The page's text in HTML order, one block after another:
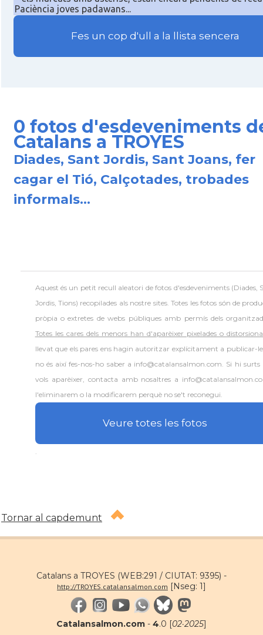
Paciència joves padawans...
Fes un cop d'ull a la llista sencera
0 fotos d'esdeveniments
Catalans a TROYES
Diades, Sant Jordis, Sant Joans, fer
cagar el Tió, Calçotades, trobades
informals...
Aquest és un petit recull aleatori defotos d'esdeveniments (Diades,
Jordis, Tions) recopilades als nostre sites. Totes les fotos són de
pròpia o extretes de webs públiques amb permís dels
Totes les cares dels menors han d'aparèixer pixelades o
llevat que els pares ens hagin autoritzar explícitament a publicar-
no és així fes-nos-ho saber a info@catalansalmon.com. Si hi surts
vols aparèixer, contacta amb nosaltres a
l'eliminarem o la modificarem perquè no se't reconegui.
Veure totes les fotos
Tornar al capdemunt
Catalans a TROYES (WEB:291 / CIUTAT: 9395) -
http://TROYES.catalansalmon.com [Nseg: 1]
Catalansalmon.com - 4.0 [02·2025]